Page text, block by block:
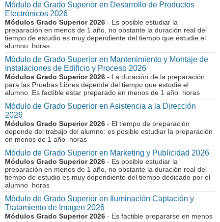
Módulo de Grado Superior en Desarrollo de Productos
Electrónicos 2026
Módulos Grado Superior 2026 - Es posible estudiar la
preparación en menos de 1 año, no obstante la duración real del
tiempo de estudio es muy dependiente del tiempo que estudie el
alumno horas
Módulo de Grado Superior en Mantenimiento y Montaje de
Instalaciones de Edificio y Proceso 2026
Módulos Grado Superior 2026 - La duración de la preparación
para las Pruebas Libres depende del tiempo que estudie el
alumno. Es factible estar preparado en menos de 1 año horas
Módulo de Grado Superior en Asistencia a la Dirección
2026
Módulos Grado Superior 2026 - El tiempo de preparación
depende del trabajo del alumno: es posible estudiar la preparación
en menos de 1 año horas
Módulo de Grado Superior en Marketing y Publicidad 2026
Módulos Grado Superior 2026 - Es posible estudiar la
preparación en menos de 1 año, no obstante la duración real del
tiempo de estudio es muy dependiente del tiempo dedicado por el
alumno horas
Módulo de Grado Superior en Iluminación Captación y
Tratamiento de Imagen 2026
Módulos Grado Superior 2026 - Es factible prepararse en menos